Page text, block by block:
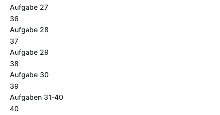
Aufgabe 27
36
Aufgabe 28
37
Aufgabe 29
38
Aufgabe 30
39
Aufgaben 31-40
40